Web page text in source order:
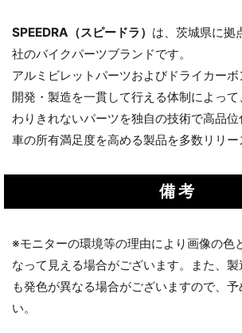
SPEEDRA（スピードラ） は、茨城県に拠
社のバイクパーツブランドです。
アルミビレットパーツおよびドライカーボ
開発・製造を一貫して行える体制によっ
わりきれないパーツを独自の技術で高品
車の所有満足度を高める製品を多数リリー
備考
※モニターの環境等の理由により画像の色
なって見える場合がございます。また、
も発色が異なる場合がございますので、予
い。